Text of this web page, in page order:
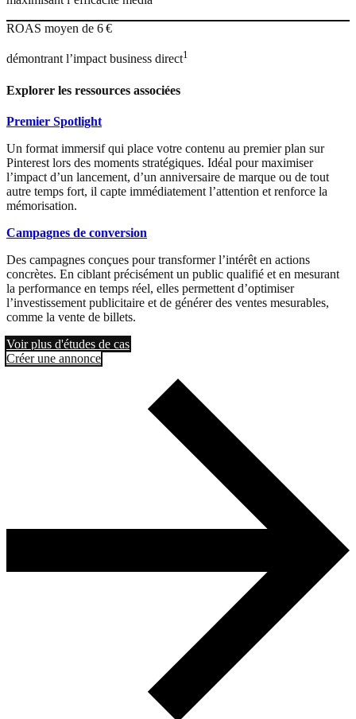
ROAS moyen de 6 €
démontrant l’impact business direct1
Explorer les ressources associées
Premier Spotlight
Un format immersif qui place votre contenu au premier plan sur
Pinterest lors des moments stratégiques. Idéal pour maximiser
l’impact d’un lancement, d’un anniversaire de marque ou de tout
autre temps fort, il capte immédiatement l’attention et renforce la
mémorisation.
Campagnes de conversion
Des campagnes conçues pour transformer l’intérêt en actions
concrètes. En ciblant précisément un public qualifié et en mesurant
la performance en temps réel, elles permettent d’optimiser
l’investissement publicitaire et de générer des ventes mesurables,
comme la vente de billets.
Voir plus d'études de cas
Créer une annonce